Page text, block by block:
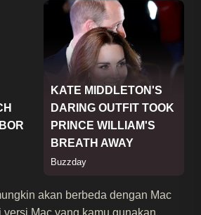
akan berbeda dengan Mac
versi Mac yang kamu gunakan.